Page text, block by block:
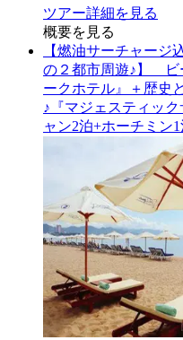
ツアー詳細を見る
概要を見る
【燃油サーチャー
の２都市周遊♪】 ビ
ークホテル』＋歴史
♪『マジェスティッ
ャン2泊+ホーチミン